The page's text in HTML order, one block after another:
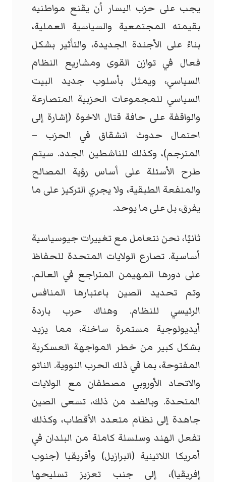
يجب على حزب اليسار أن يقنع مواطنيه
بقيمته المجتمعية والسياسية العملية،
بناءً على الأجندة الجديدة، والتأثير بشكل
فعال في توازن القوى ومشاريع النظام
السياسي، ويمثل بأسلوب جديد البيت
السياسي للمجموعات الحزبية المتصارعة
والواقفة على حافة قتال الاخوة (إشارة إلى
احتمال حدوث انشقاق في الحزب –
المترجم)، وكذلك للناشطين الجدد. سيتم
طرح الأسئلة على أساس رؤية المصالح
والمنفعة الطبقية، ولا يجري التركيز على ما
يفرق، بل على ما يوحد.
ثانيًا، نحن نتعامل مع تغييرات جيوسياسية
أساسية. تصارع الولايات المتحدة للحفاظ
على دورها المهيمن المتراجع في العالم.
وتم تحديد الصين باعتبارها المنافس
الرئيسي للنظام. وهناك حرب باردة
أيديولوجية مستمرة ساخنة، مما يزيد
بشكل كبير من خطر المواجهة العسكرية
المفتوحة، بما في ذلك الحرب النووية. الناتو
والاتحاد الأوروبي مصطفان مع الولايات
المتحدة. وبالضد من ذلك، تسعى الصين
جاهدة إلى نظام متعدد الأقطاب، وكذلك
تفعل الهند وسلسلة كاملة من البلدان في
أمريكا اللاتينية (البرازيل) وأفريقيا (جنوب
إفريقيا)، إلى جنب تعزيز تسليحها